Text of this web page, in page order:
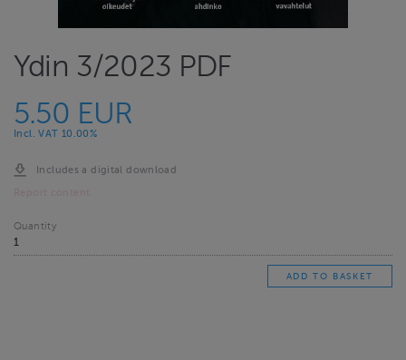
Ydin 3/2023 PDF
5.50 EUR
Incl. VAT 10.00%
Includes a digital download
Quantity